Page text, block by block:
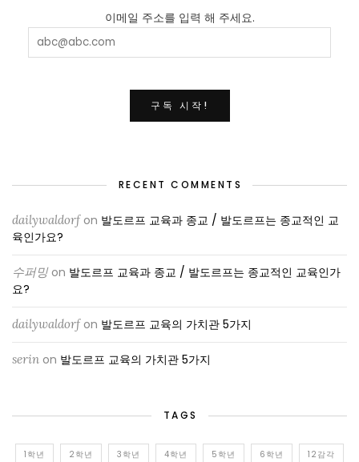
이메일 주소를 입력 해 주세요.
RECENT COMMENTS
dailywaldorfon 발도르프 교육과 종교 / 발도르프는 종교적인 교
육인가요?
수퍼밍on 발도르프 교육과 종교 / 발도르프는 종교적인 교육인가
요?
dailywaldorfon 발도르프 교육의 가치관 5가지
serin on 발도르프 교육의 가치관 5가지
TAGS
1학년 2학년 3학년 4학년 5학년 6학년 12감각